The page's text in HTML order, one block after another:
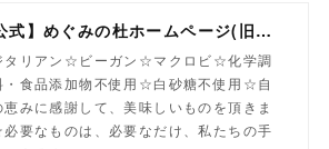
【公式】めぐみの杜ホームページ(旧自然食工房）
タリアン☆ビーガン☆マクロビ☆化学調
・食品添加物不使用☆白砂糖不使用☆自
恵みに感謝して、美味しいものを頂きま
要なものは、必要なだけ、私たちの手